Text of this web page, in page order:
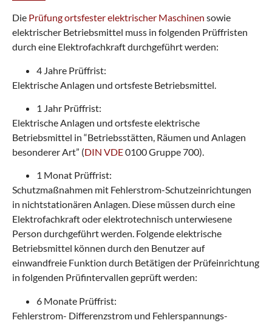
Die Prüfung ortsfester elektrischer Maschinen sowie
elektrischer Betriebsmittel muss in folgenden Prüffristen
durch eine Elektrofachkraft durchgeführt werden:
4 Jahre Prüffrist:
Elektrische Anlagen und ortsfeste Betriebsmittel.
1 Jahr Prüffrist:
Elektrische Anlagen und ortsfeste elektrische
Betriebsmittel in “Betriebsstätten, Räumen und Anlagen
besonderer Art” (DIN VDE0100 Gruppe 700).
1 Monat Prüffrist:
Schutzmaßnahmen mit Fehlerstrom-Schutzeinrichtungen
in nichtstationären Anlagen. Diese müssen durch eine
Elektrofachkraft oder elektrotechnisch unterwiesene
Person durchgeführt werden. Folgende elektrische
Betriebsmittel können durch den Benutzer auf
einwandfreie Funktion durch Betätigen der Prüfeinrichtung
in folgenden Prüfintervallen geprüft werden:
6 Monate Prüffrist:
Fehlerstrom- Differenzstrom und Fehlerspannungs-